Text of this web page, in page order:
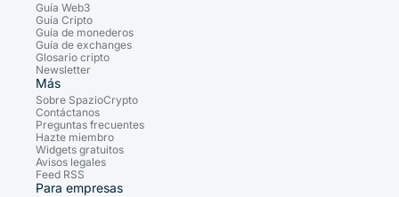
Guía Web3
Guía Cripto
Guía de monederos
Guía de exchanges
Glosario cripto
Newsletter
Más
Sobre SpazioCrypto
Contáctanos
Preguntas frecuentes
Hazte miembro
Widgets gratuitos
Avisos legales
Feed RSS
Para empresas